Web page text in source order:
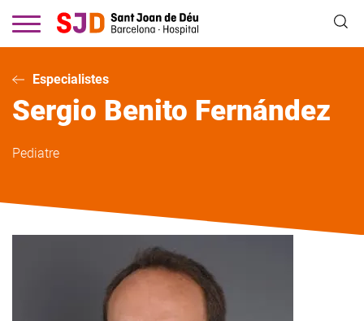
contingut
Especialistes
Sergio Benito Fernández
Pediatre